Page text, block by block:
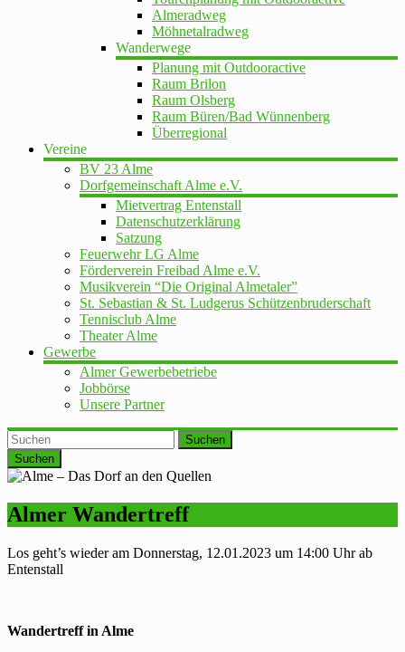
Almeradweg
Möhnetalradweg
Wanderwege
Planung mit Outdooractive
Raum Brilon
Raum Olsberg
Raum Büren/Bad Wünnenberg
Überregional
Vereine
BV 23 Alme
Dorfgemeinschaft Alme e.V.
Mietvertrag Entenstall
Datenschutzerklärung
Satzung
Feuerwehr LG Alme
Förderverein Freibad Alme e.V.
Musikverein “Die Original Almetaler”
St. Sebastian & St. Ludgerus Schützenbruderschaft
Tennisclub Alme
Theater Alme
Gewerbe
Almer Gewerbebetriebe
Jobbörse
Unsere Partner
Suchen
Almer Wandertreff
Los geht’s wieder am Donnerstag, 12.01.2023 um 14:00 Uhr ab
Entenstall
Wandertreffin Alme